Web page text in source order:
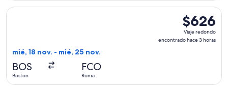
$626
Viaje
redondo,
$626
Viaje redondo
encontrado hace 3 horas
mié, 18 nov. - mié, 25 nov.
BOS
Boston
FCO
Roma
Seleccionar vuelo de ITA Airways, con salida el mié, 18